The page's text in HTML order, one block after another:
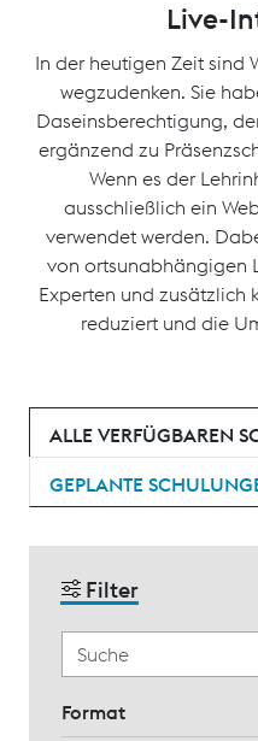
Live-
In der heutigen Zeit sind
wegzudenken. Sie
Daseinsberechtigung,
ergänzend zu
Wenn es der
ausschließlich ein
verwendet werden.
von ortsunabhängigen
Experten und zusätzlich
reduziert und die
ALLE VERFÜGBAREN
GEPLANTE
Filter
Format